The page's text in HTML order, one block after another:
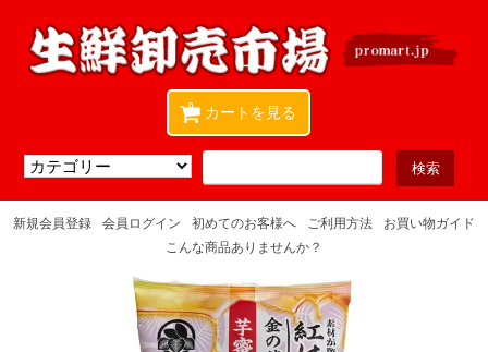
カートを見る
0
新規会員登録 会員ログイン 初めてのお客様へ ご利用方法
お買い物ガイド
こんな商品ありませんか？